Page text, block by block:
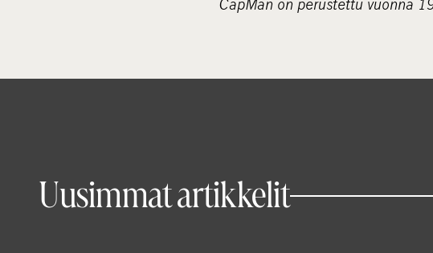
CapMan on perustettu vuonna
Uusimmat artikkelit